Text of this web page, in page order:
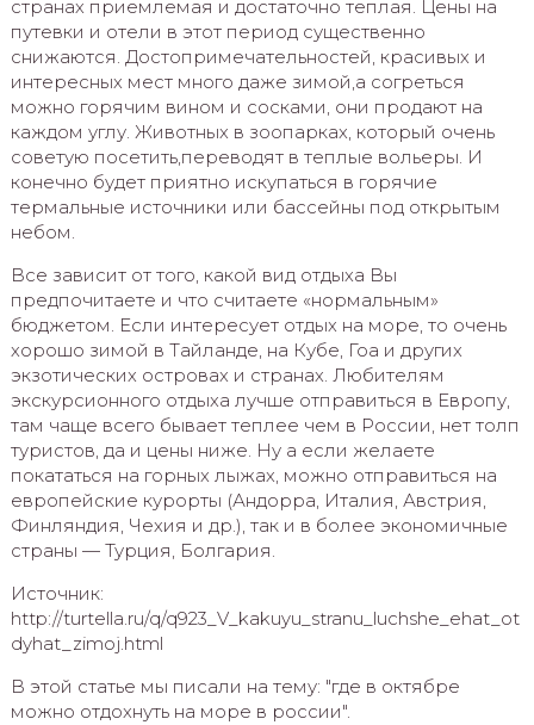
странах приемлемая и достаточно теплая. Цены на
путевки и отели в этот период существенно
снижаются. Достопримечательностей, красивых и
интересных мест много даже зимой,а согреться
можно горячим вином и сосками, они продают на
каждом углу. Животных в зоопарках, который очень
советую посетить,переводят в теплые вольеры. И
конечно будет приятно искупаться в горячие
термальные источники или бассейны под открытым
небом.
Все зависит от того, какой вид отдыха Вы
предпочитаете и что считаете «нормальным»
бюджетом. Если интересует отдых на море, то очень
хорошо зимой в Тайланде, на Кубе, Гоа и других
экзотических островах и странах. Любителям
экскурсионного отдыха лучше отправиться в Европу,
там чаще всего бывает теплее чем в России, нет толп
туристов, да и цены ниже. Ну а если желаете
покататься на горных лыжах, можно отправиться на
европейские курорты (Андорра, Италия, Австрия,
Финляндия, Чехия и др.), так и в более экономичные
страны — Турция, Болгария.
Источник:
http://turtella.ru/q/q923_V_kakuyu_stranu_luchshe_ehat_ot
dyhat_zimoj.html
В этой статье мы писали на тему: "где в октябре
можно отдохнуть на море в россии".